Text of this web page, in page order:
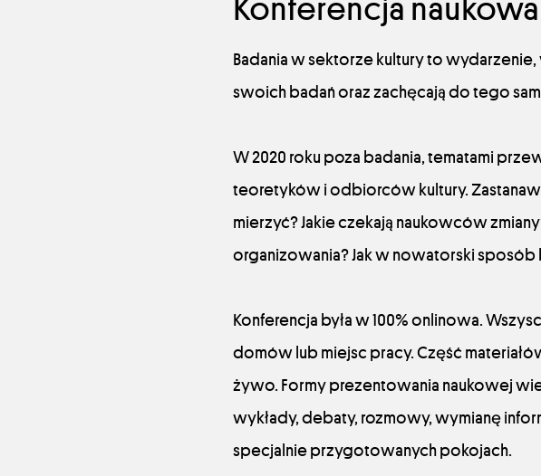
Konferencja
Badania w sektorze kultury to
swoich badań oraz zachęcają do tego
W 2020 roku poza badania, tematami
teoretyków i odbiorców kultury.
mierzyć? Jakie czekają naukowców
organizowania? Jak w nowatorski
Konferencja była w 100% onlinowa.
domów lub miejsc pracy. Część
żywo. Formy prezentowania naukowej
wykłady, debaty, rozmowy, wymianę
specjalnie przygotowanych pokojach.